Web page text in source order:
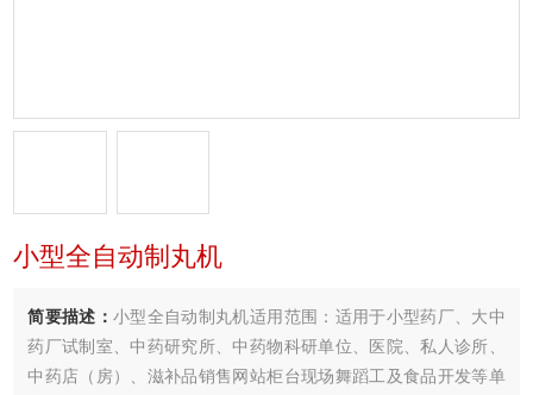
小型全自动制丸机
简要描述： 小型全自动制丸机适用范围：适用于小型药厂、大中
药厂试制室、中药研究所、中药物科研单位、医院、私人诊所、
中药店（房）、滋补品销售网站柜台现场舞蹈工及食品开发等单